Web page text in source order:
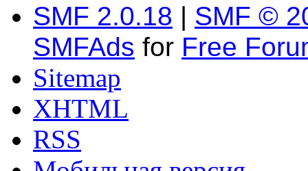
SMF 2.0.18 | SMF ©
SMFAds for Free
Sitemap
XHTML
RSS